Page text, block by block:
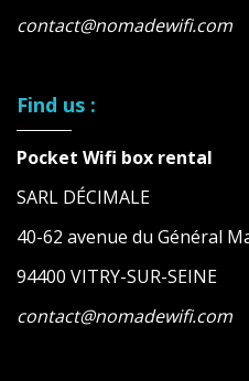
contact@nomadewifi.com
Find us :
Pocket Wifi box rental
SARL DÉCIMALE
40-62 avenue du Général
94400 VITRY-SUR-SEINE
contact@nomadewifi.com